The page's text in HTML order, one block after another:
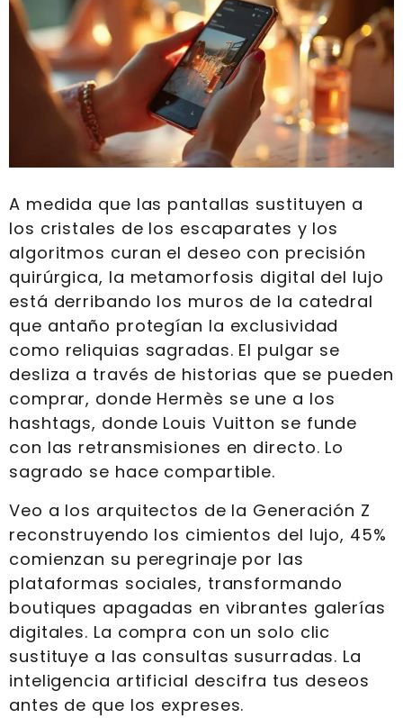
A medida que las pantallas sustituyen a
los cristales de los escaparates y los
algoritmos curan el deseo con precisión
quirúrgica, la metamorfosis digital del lujo
está derribando los muros de la catedral
que antaño protegían la exclusividad
como reliquias sagradas. El pulgar se
desliza a través de historias que se pueden
comprar, donde Hermès se une a los
hashtags, donde Louis Vuitton se funde
con las retransmisiones en directo. Lo
sagrado se hace compartible.
Veo a los arquitectos de la Generación Z
reconstruyendo los cimientos del lujo, 45%
comienzan su peregrinaje por las
plataformas sociales, transformando
boutiques apagadas en vibrantes galerías
digitales. La compra con un solo clic
sustituye a las consultas susurradas. La
inteligencia artificial descifra tus deseos
antes de que los expreses.